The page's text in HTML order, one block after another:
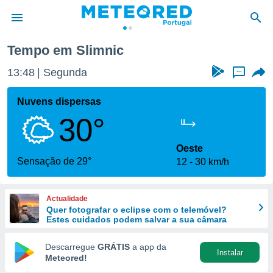
da
foi
fornecidas
a este
das
e
forma
digital
Tempo em Slimnic
13:48 Segunda ...
Nuvens dispersas
30°
Sensação de 29°
Oeste
12
30 km/h
Actualidade
Quer fotografar o eclipse com o telemóvel?
Estes cuidados podem salvar a sua câmara
Descarregue GRÁTIS a app da
Meteored!
Instalar